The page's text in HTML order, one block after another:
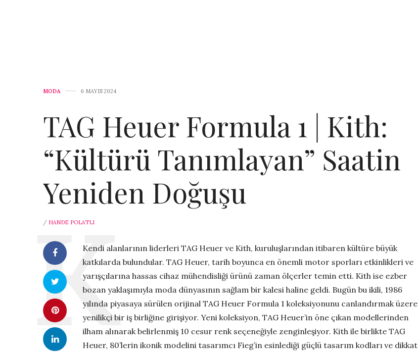
MODA 6 MAYIS 2024
TAG Heuer Formula 1 | Kith:
“Kültürü Tanımlayan” Saatin
Yeniden Doğuşu
/ HANDE POLATLI
Kendi alanlarının liderleri TAG Heuer ve Kith, kuruluşlarından itibaren kültüre büyük
katkılarda bulundular. TAG Heuer, tarih boyunca en önemli motor sporları etkinlikleri ve
yarışçılarına hassas cihaz mühendisliği ürünü zaman ölçerler temin etti. Kith ise ezber
bozan yaklaşımıyla moda dünyasının sağlam bir kalesi haline geldi. Bugün bu ikili, 1986
yılında piyasaya sürülen orijinal TAG Heuer Formula 1 koleksiyonunu canlandırmak üzere
yenilikçi bir iş birliğine girişiyor. Yeni koleksiyon, TAG Heuer’in öne çıkan modellerinden
ilham alınarak belirlenmiş 10 cesur renk seçeneğiyle zenginleşiyor. Kith ile birlikte TAG
Heuer, 80’lerin ikonik modelini tasarımcı Fieg’in esinlediği güçlü tasarım kodları ve dikkat